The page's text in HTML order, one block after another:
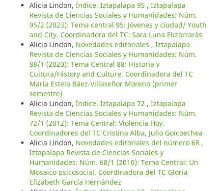
Alicia Lindon, Índice. Iztapalapa 95 , Iztapalapa
Revista de Ciencias Sociales y Humanidades: Núm.
95/2 (2023): Tema central 95: Jóvenes y ciudad/ Youth
and City. Coordinadora del TC: Sara Luna Elizarrarás
Alicia Lindon, Novedades editoriales , Iztapalapa
Revista de Ciencias Sociales y Humanidades: Núm.
88/1 (2020): Tema Central 88: Historia y
Cultura/History and Culture. Coordinadora del TC
María Estela Báez-Villaseñor Moreno (primer
semestre)
Alicia Lindon, Índice. Iztapalapa 72 , Iztapalapa
Revista de Ciencias Sociales y Humanidades: Núm.
72/1 (2012): Tema Central: Violencia Hoy.
Coordinadores del TC Cristina Alba, Julio Goicoechea
Alicia Lindon, Novedades editoriales del número 68 ,
Iztapalapa Revista de Ciencias Sociales y
Humanidades: Núm. 68/1 (2010): Tema Central: Un
Mosaico psicosocial. Coordinadora del TC Gloria
Elizabeth García Hernández